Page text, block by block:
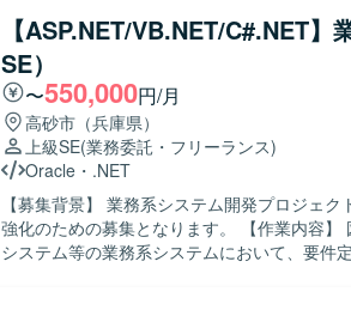
検討やプロトタイピングなども行っていただきます。 【求める人物像】 主体的
提案・推進できる方を求めております。周
進められる方、既存システムの仕様理解に粘
す。 【ポジションの魅力】 医療機関向けのキャッシュレスレジシステムという社会的意義の高
いサービスに携わることができます。既存シ
実装にも関わることができ、業務系
ただけます。 【開発環境】 VB.NETを用いたWindowsアプリケーション開発環境での作業とな
ります。API連携を前提としたシステム構成
す。
【ASP.NET/VB.NET/C#.NET
SE）
〜550,000円/月
高砂市（兵庫県）
上級SE(業務委託・フリーランス)
Oracle ・ .NET
【募集背景】 業務系システム開発プロジェ
強化のための募集となります。 【作業内容】 図面管理システム、物流管理システム、在庫管理
システム等の業務系システムにおいて、要件